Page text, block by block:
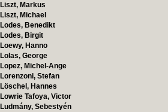
Liszt, Markus
Liszt, Michael
Lodes, Benedikt
Lodes, Birgit
Loewy, Hanno
Lolas, George
Lopez, Michel-Ange
Lorenzoni, Stefan
Löschel, Hannes
Lowrie Tafoya, Victor
Ludmány, Sebestyén